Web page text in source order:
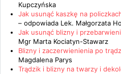
Kupczyńska
Jak usunąć kaszkę na
– odpowiada Lek. Małgorzata
Jak usunąć blizny i
Mgr Marta Kociatyn-Stawarz
Blizny i zaczerwienienia po
Magdalena Parys
Trądzik i blizny na twarzy i